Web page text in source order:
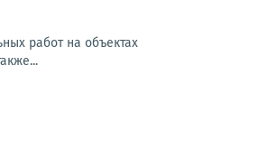
работ на объектах